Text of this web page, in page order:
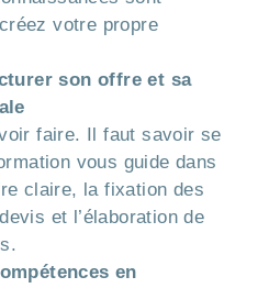
votre propre
son offre et sa
faire. Il faut savoir se
vous guide dans
claire, la fixation des
et l’élaboration de
en